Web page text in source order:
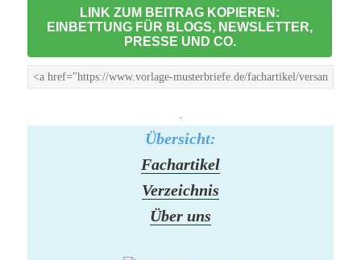
LINK ZUM BEITRAG KOPIEREN:
EINBETTUNG FÜR BLOGS, NEWSLETTER,
PRESSE UND CO.
-
Übersicht:
Fachartikel
Verzeichnis
Über uns